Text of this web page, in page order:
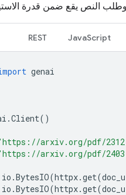
النص يقع ضمن قدرة
JavaScript
REST
genai
.Client()
arxiv.org/pdf/
arxiv.org/pdf/
io .BytesIO(httpx.get(
io .BytesIO(httpx.get(